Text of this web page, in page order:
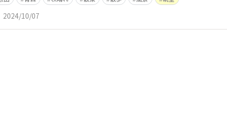
2024/10/07